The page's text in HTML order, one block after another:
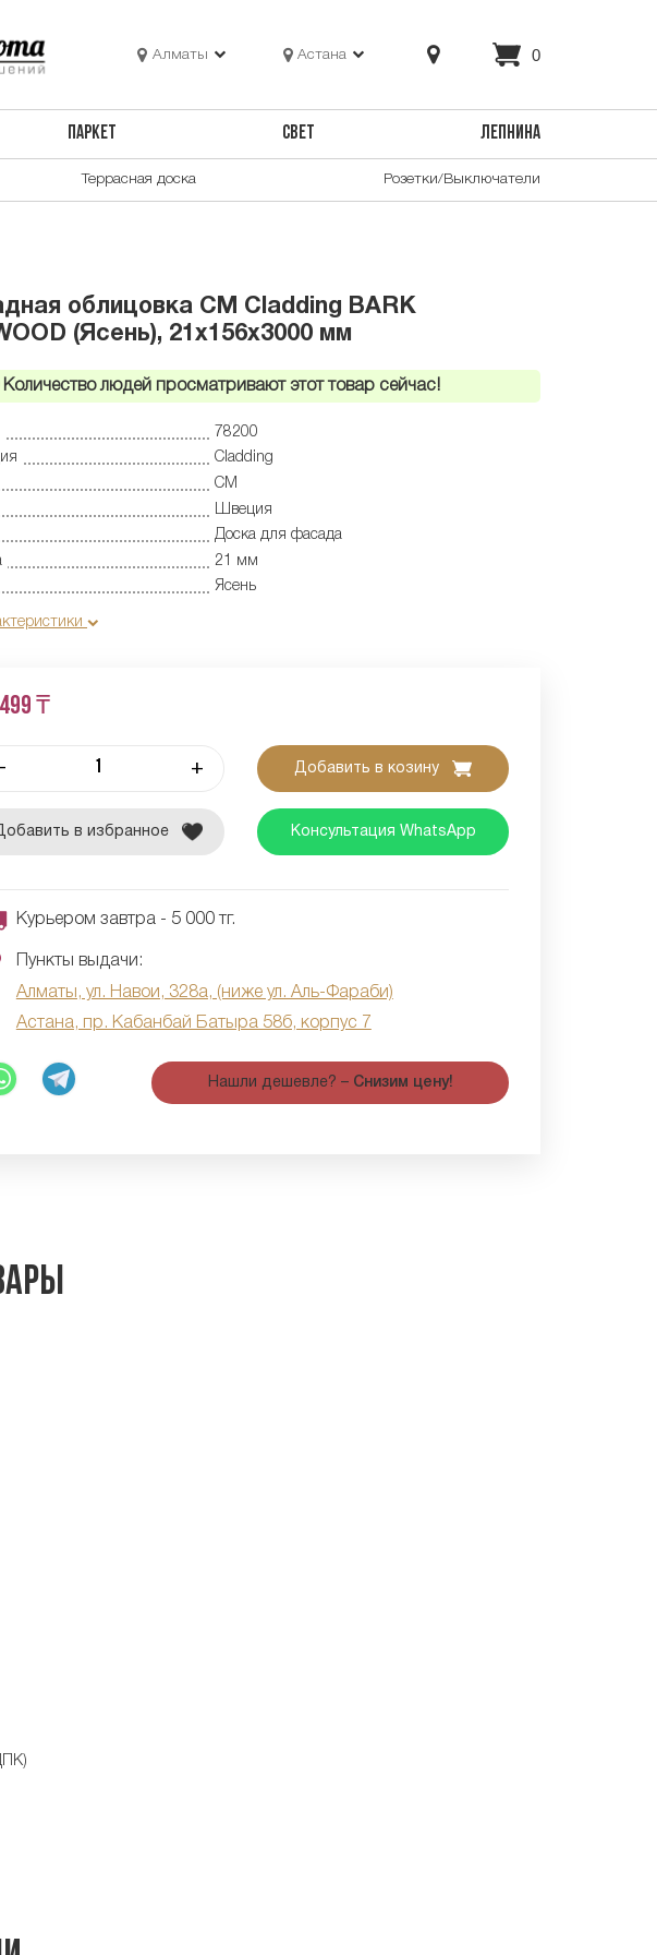
Алматы Астана 0
ПАРКЕТ СВЕТ ЛЕПНИНА
Террасная доска Розетки/Выключатели
облицовка CM Cladding BARK
(Ясень), 21x156x3000 мм
Количество людей просматривают этот товар сейчас!
78200
Cladding
CM
Швеция
Доска для фасада
21 мм
Ясень
₸
+ Добавить в козину
в избранное Консультация WhatsApp
Курьером завтра - 5 000 тг.
Пункты выдачи:
Алматы, ул. Навои, 328а, (ниже ул. Аль-Фараби)
Астана, пр. Кабанбай Батыра 58б, корпус 7
Нашли дешевле? – Снизим цену!